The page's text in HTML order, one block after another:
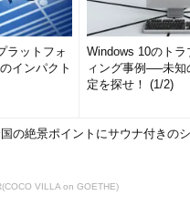
ラットフォ
インパクト
Windows 10のトラ
ィング事例──未知
定を探せ！ (1/2)
の絶景ポイントにサウナ付きの
VILLA on GOETHE)